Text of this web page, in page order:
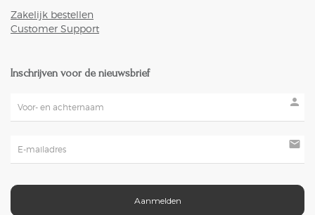
Zakelijk bestellen
Customer Support
Inschrijven voor de nieuwsbrief
person
mail
Aanmelden